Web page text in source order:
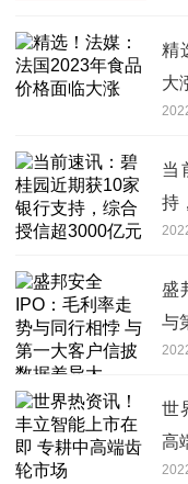
精
大
当
持
盛
与
世
高